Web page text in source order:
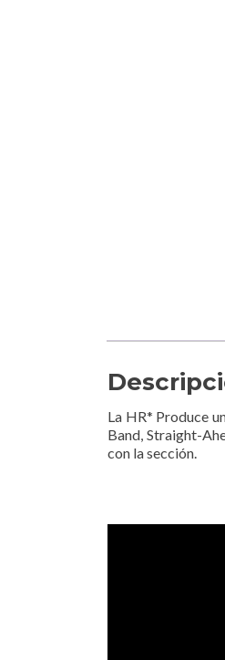
La HR* Produce
Band, Straight-
con la sección.